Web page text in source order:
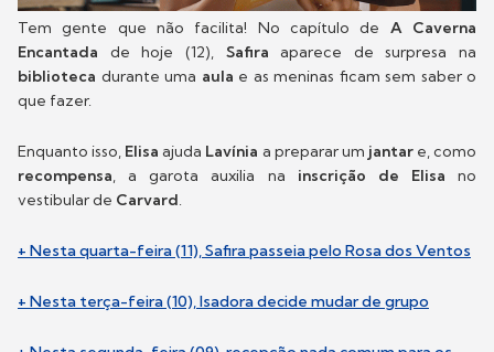
Tem gente que não facilita! No capítulo de A Caverna
Encantada de hoje (12), Safiraaparece de surpresa na
biblioteca durante uma aula e as meninas ficam sem saber o
que fazer.
Enquanto isso, Elisaajuda Lavínia a preparar um jantar e, como
recompensa, a garota auxilia na inscrição de Elisa no
vestibular de Carvard.
+ Nesta quarta-feira (11), Safira passeia pelo Rosa dos Ventos
+ Nesta terça-feira (10), Isadora decide mudar de grupo